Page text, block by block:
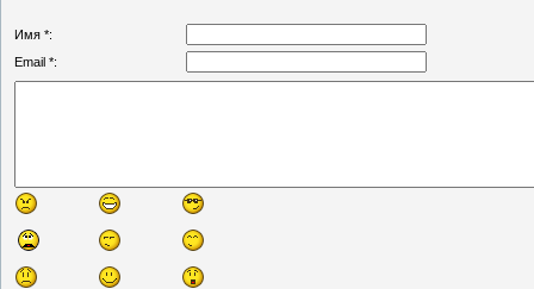
Имя *:
Email *: